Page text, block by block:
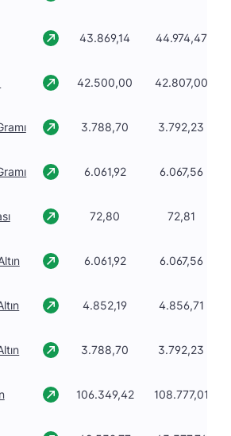
43.869,14 44.974,47
42.500,00 42.807,00
3.788,70 3.792,23
6.061,92 6.067,56
72,80 72,81
6.061,92 6.067,56
4.852,19 4.856,71
3.788,70 3.792,23
106.349,42 108.777,01